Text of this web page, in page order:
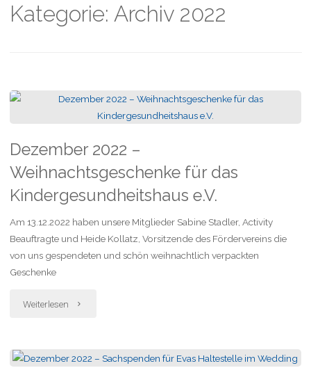
Kategorie: Archiv 2022
Dezember 2022 –
Weihnachtsgeschenke für das
Kindergesundheitshaus e.V.
Am 13.12.2022 haben unsere Mitglieder Sabine Stadler, Activity
Beauftragte und Heide Kollatz, Vorsitzende des Fördervereins die
von uns gespendeten und schön weihnachtlich verpackten
Geschenke
Weiterlesen "Dezember
–